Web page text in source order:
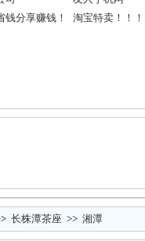
钱分享赚钱！
淘宝特卖！！！
长株潭茶座 >> 湘潭